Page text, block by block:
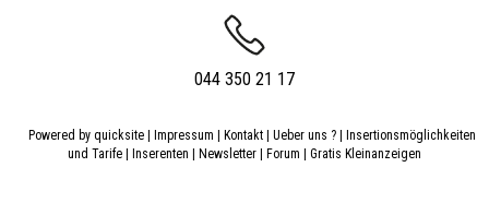
044 350 21 17
Powered by quicksite Impressum Kontakt| Ueber uns ?|
Insertionsmöglichkeiten
und Tarife
Inserenten Newsletter Forum Gratis Kleinanzeigen